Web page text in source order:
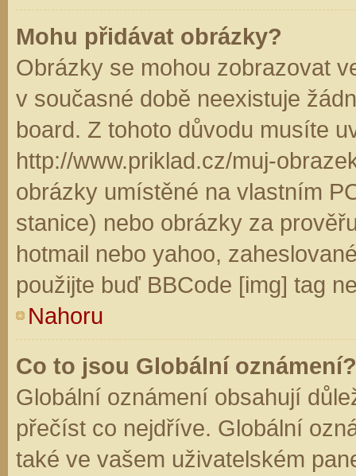
Mohu přidávat obrázky?
Obrázky se mohou zobrazovat
v současné době neexistuje
board. Z tohoto důvodu musíte
http://www.priklad.cz/muj-
obrázky umístěné na vlastním
stanice) nebo obrázky za
hotmail nebo yahoo,
použijte buď BBCode [img] tag
Nahoru
Co to jsou Globální oznámení?
Globální oznámení obsahují
přečíst co nejdříve. Globální
také ve vašem uživatelském